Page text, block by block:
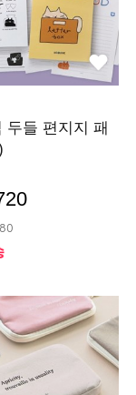
두들 편지지 패
80